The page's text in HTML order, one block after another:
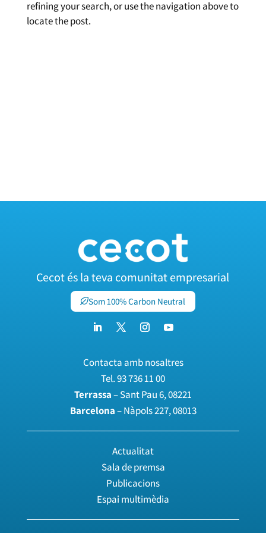
refining your search, or use the navigation above to
locate the post.
Cecot és la teva comunitat empresarial
Som 100% Carbon Neutral
Contacta amb nosaltres
Tel.93 736 11 00
Terrassa– Sant Pau 6, 08221
Barcelona– Nàpols 227, 08013
Actualitat
Sala de premsa
Publicacions
Espai multimèdia